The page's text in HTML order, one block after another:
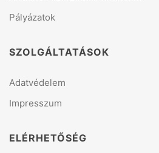
Pályázatok
SZOLGÁLTATÁSOK
Adatvédelem
Impresszum
ELÉRHETŐSÉG